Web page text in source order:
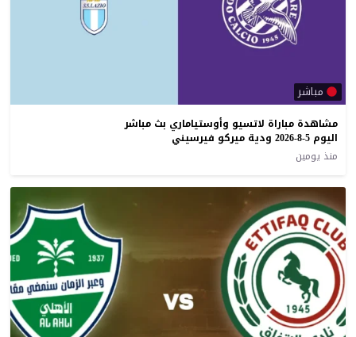
مباشر
مشاهدة مباراة لاتسيو وأوستياماري بث مباشر
اليوم 5-8-2026 ودية ميركو فيرسيني
منذ يومين